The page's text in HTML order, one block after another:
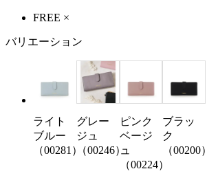
FREE ×
バリエーション
ライト
ブルー
（00281）
グレー
ジュ
（00246）
ピンク
ベージ
ュ
（00224）
ブラッ
ク
（00200）